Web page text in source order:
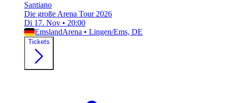
Santiano
Die große Arena Tour 2026
Di 17. Nov • 20:00
EmslandArena • Lingen/Ems, DE
Tickets